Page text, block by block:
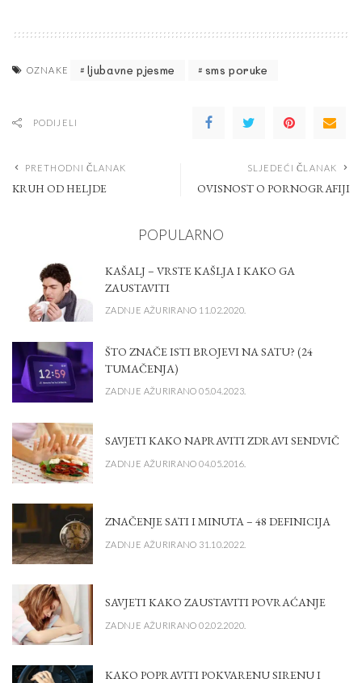
OZNAKE ljubavne pjesme sms poruke
PODIJELI
PRETHODNI ČLANAK
KRUH OD HELJDE
SLJEDEĆI ČLANAK
OVISNOST O PORNOGRAFIJI
POPULARNO
KAŠALJ – VRSTE KAŠLJA I KAKO GA
ZAUSTAVITI
ZADNJE AŽURIRANO 11.02.2020.
ŠTO ZNAČE ISTI BROJEVI NA SATU? (24
TUMAČENJA)
ZADNJE AŽURIRANO 05.04.2023.
SAVJETI KAKO NAPRAVITI ZDRAVI SENDVIČ
ZADNJE AŽURIRANO 04.05.2016.
ZNAČENJE SATI I MINUTA – 48 DEFINICIJA
ZADNJE AŽURIRANO 31.10.2022.
SAVJETI KAKO ZAUSTAVITI POVRAĆANJE
ZADNJE AŽURIRANO 02.02.2020.
KAKO POPRAVITI POKVARENU SIRENU I